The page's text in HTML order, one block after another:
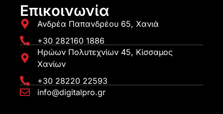
Επικοινωνία
Ανδρέα Παπανδρέου 65, Χανιά
+30 282160 1886
Ηρώων Πολυτεχνίων 45, Κίσσαμος
Χανίων
+30 28220 22593
info@digitalpro.gr